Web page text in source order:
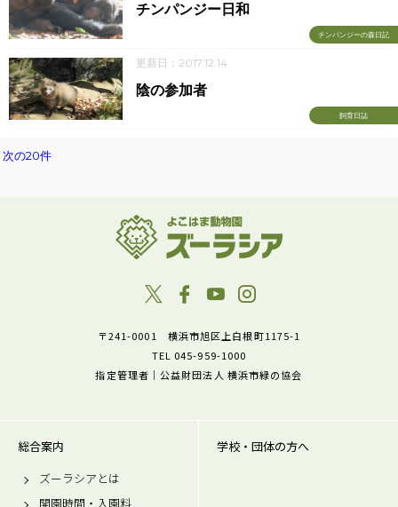
チンパンジーの森日記
チンパンジー日和
更新日：2017.12.14
飼育日誌
陰の参加者
次の20件
〒241-0001 横浜市旭区上白根町1175-1
TEL 045-959-1000
指定管理者｜公益財団法人 横浜市緑の協会
総合案内
ズーラシアとは
開園時間・入園料
学校・団体の方へ